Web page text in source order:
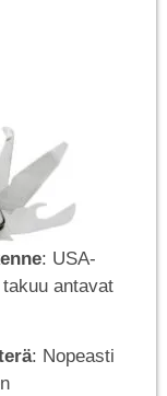
: USA-
antavat
: Nopeasti